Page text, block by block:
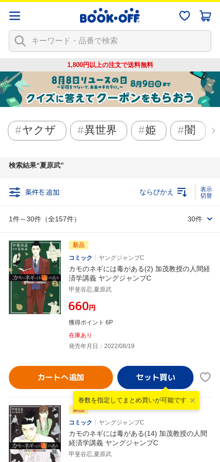
1,800円以上の注文で送料無料
ヤクザ 異世界 姫 闇
検索結果 夏原武
条件を追加
1件～30件（全157件）
ならびかえ
30件
新品
コミック
ヤングジャンプC
カモのネギには毒がある(2) 加茂教授の人間経
済学講義 ヤングジャンプC
甲斐谷忍,夏原武
¥660円
獲得ポイント 6P
在庫あり
発売年月日：2022/08/19
カートへ追加
巻数を指定して まとめ買いが可能です
新品
コミック
ヤングジャンプC
カモのネギには毒がある(14) 加茂教授の人間
経済学講義 ヤングジャンプC
甲斐谷忍,夏原武